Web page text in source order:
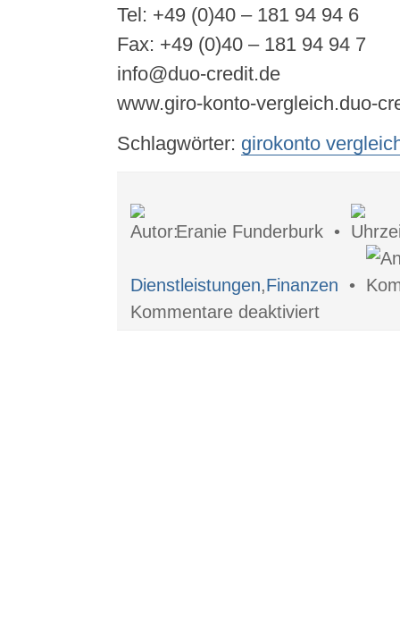
Tel: +49 (0)40 – 181 94 94 6
Fax: +49 (0)40 – 181 94 94 7
info@duo-credit.de
www.giro-konto-vergleich.duo-
Schlagwörter: girokonto
Eranie Funderburk •
Dienstleistungen,Finanzen •
Kommentare deaktiviertVergleichen